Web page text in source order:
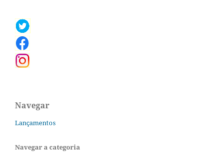
Navegar
Lançamentos
Navegar a categoria